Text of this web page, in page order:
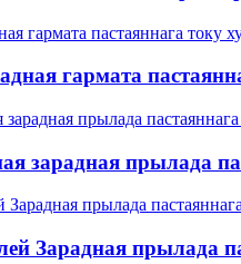
гармата
зарадная прылада
Зарадная прылада